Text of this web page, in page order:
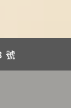
已付
日
付
負保
he
號